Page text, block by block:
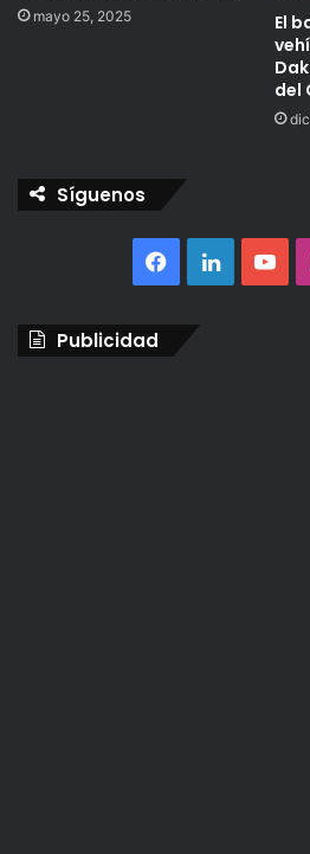
mayo 25, 2025
El
del
Síguenos
Facebook
LinkedIn
Publicidad